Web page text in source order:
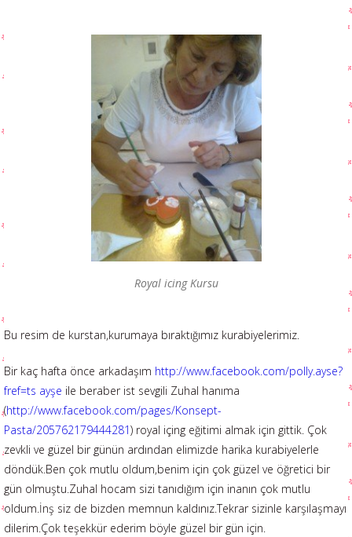
Royal icing Kursu
Bu resim de kurstan,kurumaya bıraktığımız kurabiyelerimiz.
Bir kaç hafta önce arkadaşım http://www.facebook.com/polly.ayse?
fref=ts ayşe ile beraber ist sevgili Zuhal hanıma
(http://www.facebook.com/pages/Konsept-
Pasta/205762179444281) royal içing eğitimi almak için gittik. Çok
zevkli ve güzel bir günün ardından elimizde harika kurabiyelerle
döndük.Ben çok mutlu oldum,benim için çok güzel ve öğretici bir
gün olmuştu.Zuhal hocam sizi tanıdığım için inanın çok mutlu
oldum.İnş siz de bizden memnun kaldınız.Tekrar sizinle karşılaşmayı
dilerim.Çok teşekkür ederim böyle güzel bir gün için.